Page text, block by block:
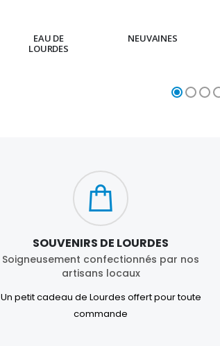
EAU DE
LOURDES
NEUVAINES
SOUVENIRS DE LOURDES
Soigneusement confectionnés par nos
artisans locaux
Un petit cadeau de Lourdes offert pour toute
commande